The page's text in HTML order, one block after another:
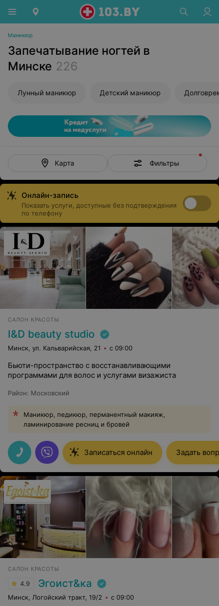
Маникюр
Запечатывание ногтей в
Минске 226
Лунный маникюр Детский маникюр
Карта Фильтры
Онлайн-запись
Показать услуги, доступные без подтверждения
по телефону
САЛОН КРАСОТЫ
I&D beauty studio
Минск, ул. Кальварийская, 21 с 09:00
Бьюти-пространство с восстанавливающими
программами для волос и услугами визажиста
Район: Московский
Маникюр, педикюр, перманентный макияж,
ламинирование ресниц и бровей
Записаться онлайн Задать
САЛОН КРАСОТЫ
4.9 Эгоист&ка
Минск, Логойский тракт, 19/2 с 09:00